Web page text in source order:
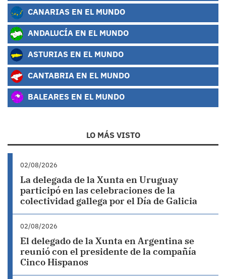
CANARIAS EN EL MUNDO
ANDALUCÍA EN EL MUNDO
ASTURIAS EN EL MUNDO
CANTABRIA EN EL MUNDO
BALEARES EN EL MUNDO
LO MÁS VISTO
02/08/2026
La delegada de la Xunta en Uruguay
participó en las celebraciones de la
colectividad gallega por el Día de Galicia
02/08/2026
El delegado de la Xunta en Argentina se
reunió con el presidente de la compañía
Cinco Hispanos